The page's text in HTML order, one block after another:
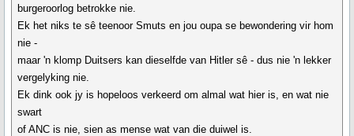
burgeroorlog betrokke nie.
Ek het niks te sê teenoor Smuts en jou oupa se bewondering vir hom
nie -
maar 'n klomp Duitsers kan dieselfde van Hitler sê - dus nie 'n lekker
vergelyking nie.
Ek dink ook jy is hopeloos verkeerd om almal wat hier is, en wat nie
swart
of ANC is nie, sien as mense wat van die duiwel is.